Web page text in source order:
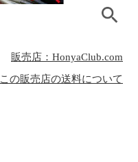
販売店：HonyaClub.com
この販売店の送料について